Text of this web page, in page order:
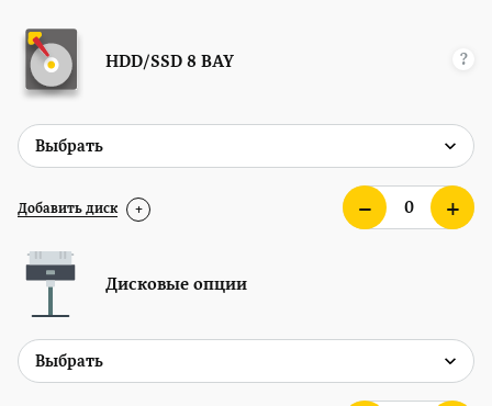
HDD/SSD 8 BAY ?
Добавить диск +
Дисковые опции